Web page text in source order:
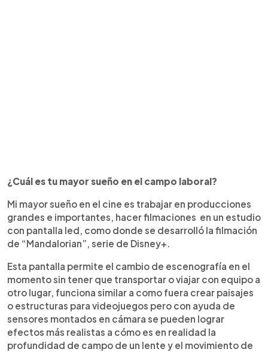
¿Cuál es tu mayor sueño en el campo laboral?
Mi mayor sueño en el cine es trabajar en producciones
grandes e importantes, hacer filmaciones en un estudio
con pantalla led, como donde se desarrolló la filmación
de “Mandalorian”, serie de Disney+.
Esta pantalla permite el cambio de escenografía en el
momento sin tener que transportar o viajar con equipo a
otro lugar, funciona similar a como fuera crear paisajes
o estructuras para videojuegos pero con ayuda de
sensores montados en cámara se pueden lograr
efectos más realistas a cómo es en realidad la
profundidad de campo de un lente y el movimiento de